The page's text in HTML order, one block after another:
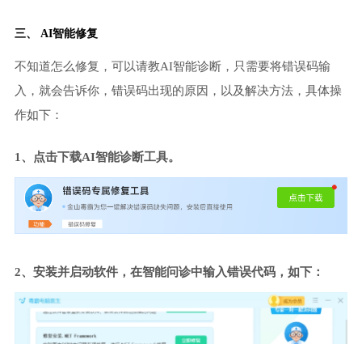
三、 AI智能修复
不知道怎么修复，可以请教AI智能诊断，只需要将错误码输
入，就会告诉你，错误码出现的原因，以及解决方法，具体操
作如下：
1、点击下载AI智能诊断工具。
2、安装并启动软件，在智能问诊中输入错误代码，如下：